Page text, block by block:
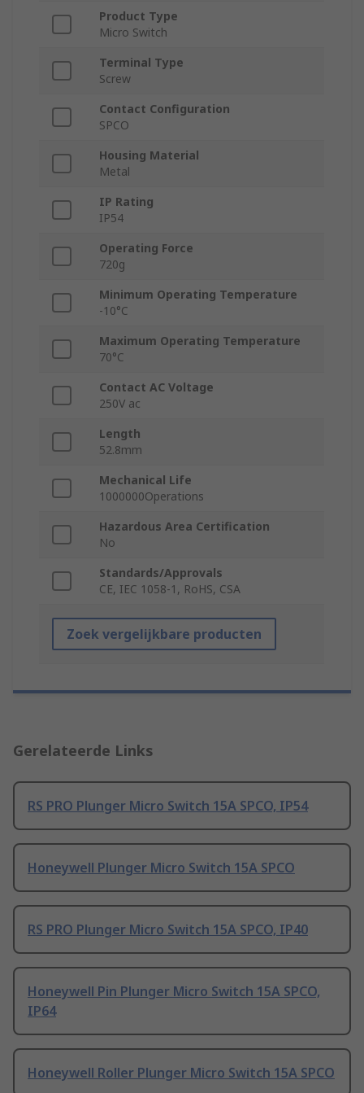
Product Type
Micro Switch
Terminal Type
Screw
Contact Configuration
SPCO
Housing Material
Metal
IP Rating
IP54
Operating Force
720g
Minimum Operating Temperature
-10°C
Maximum Operating Temperature
70°C
Contact AC Voltage
250V ac
Length
52.8mm
Mechanical Life
1000000Operations
Hazardous Area Certification
No
Standards/Approvals
CE, IEC 1058-1, RoHS, CSA
Zoek vergelijkbare producten
Gerelateerde Links
RS PRO Plunger Micro Switch 15A SPCO, IP54
Honeywell Plunger Micro Switch 15A SPCO
RS PRO Plunger Micro Switch 15A SPCO, IP40
Honeywell Pin Plunger Micro Switch 15A SPCO,
IP64
Honeywell Roller Plunger Micro Switch 15A SPCO